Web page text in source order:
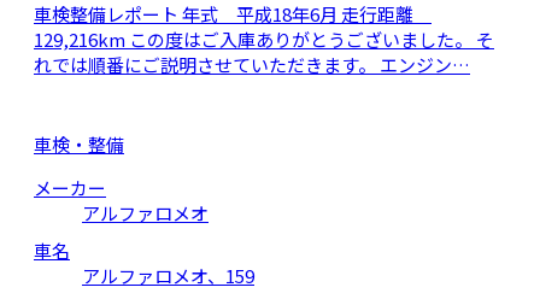
車検整備レポート 年式 平成18年6月 走行距離
129,216km この度はご入庫ありがとうございました。 そ
れでは順番にご説明させていただきます。 エンジン…
車検・整備
メーカー
アルファロメオ
車名
アルファロメオ、159